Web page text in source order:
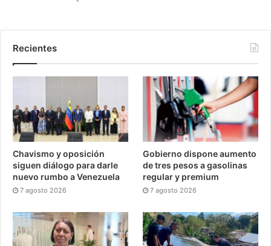
Recientes
Chavismo y oposición
siguen diálogo para darle
nuevo rumbo a Venezuela
7 agosto 2026
Gobierno dispone aumento
de tres pesos a gasolinas
regular y premium
7 agosto 2026